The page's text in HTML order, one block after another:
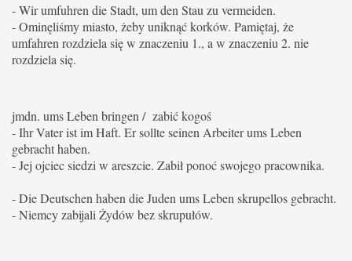
- Wir umfuhren die Stadt, um den Stau zu vermeiden.
- Ominęliśmy miasto, żeby uniknąć korków. Pamiętaj, że
umfahren rozdziela się w znaczeniu 1., a w znaczeniu 2. nie
rozdziela się.
jmdn. ums Leben bringen / zabić kogoś
- Ihr Vater ist im Haft. Er sollte seinen Arbeiter ums Leben
gebracht haben.
- Jej ojciec siedzi w areszcie. Zabił ponoć swojego pracownika.
- Die Deutschen haben die Juden ums Leben skrupellos gebracht.
- Niemcy zabijali Żydów bez skrupułów.